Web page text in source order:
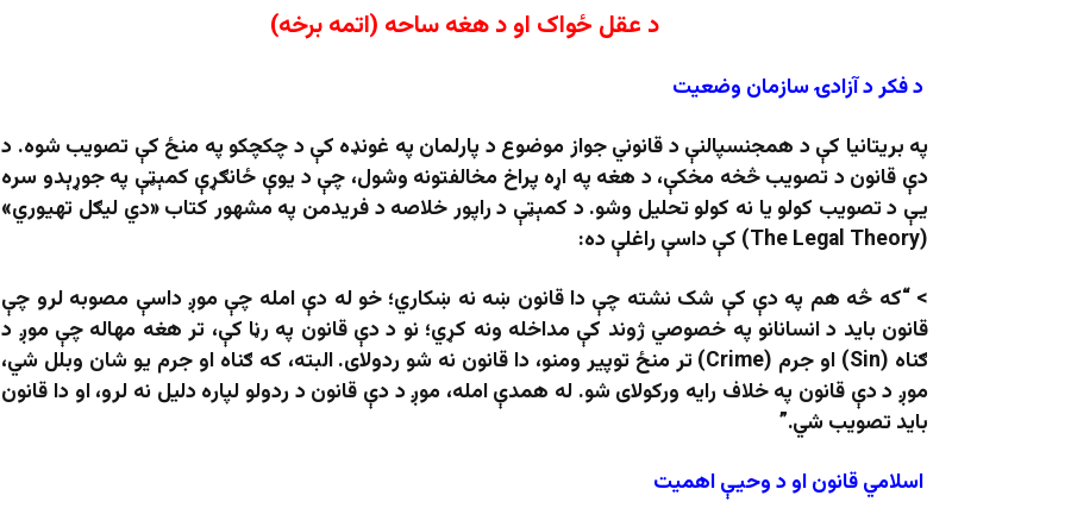
د عقل ځواک او د هغه ساحه (اتمه برخه)
د فکر د آزادۍ سازمان وضعیت
په بریتانیا کې د همجنسپالنې د قانوني جواز موضوع د پارلمان په غونډه کې د چکچکو په منځ کې تصویب شوه. د
دې قانون د تصویب څخه مخکې، د هغه په اړه پراخ مخالفتونه وشول، چې د یوې ځانګړې کمېټې په جوړېدو سره
یې د تصویب کولو یا نه کولو تحلیل وشو. د کمېټې د راپور خلاصه د فریدمن په مشهور کتاب «دي لیګل تهیوري»
(The Legal Theory) کې داسې راغلې ده:
> “که څه هم په دې کې شک نشته چې دا قانون ښه نه ښکاري؛ خو له دې امله چې موږ داسې مصوبه لرو چې
قانون باید د انسانانو په خصوصي ژوند کې مداخله ونه کړي؛ نو د دې قانون په رڼا کې، تر هغه مهاله چې موږ د
ګناه (Sin) او جرم (Crime) تر منځ توپیر ومنو، دا قانون نه شو ردولای. البته، که ګناه او جرم یو شان وبلل شي،
موږ د دې قانون په خلاف رایه ورکولای شو. له همدې امله، موږ د دې قانون د ردولو لپاره دلیل نه لرو، او دا قانون
باید تصویب شي.”
اسلامي قانون او د وحیې اهمیت